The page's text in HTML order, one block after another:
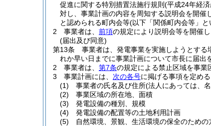
促進に関する特別措置法施行規則 (平成24年経
対し、事業計画の内容を周知する説明会を開
と認められる町内会等(以下「関係町内会等」と
2
事業者は、 前項の規定により説明会等を開催
(届出及び同意)
第13条
事業者は、発電事業を実施しようとす
れか早い日までに事業計画について市長に届出
2
事業者は、 第7条の規定による禁止区域を事業
3
事業計画には、 次の各号に掲げる事項を定める
(1)
事業者の氏名及び住所(法人にあっては、
(2)
事業区域の所在地、面積
(3)
発電設備の種別、規模
(4)
発電設備の配置等の土地利用計画
(5)
自然環境、景観、生活環境の保全のための